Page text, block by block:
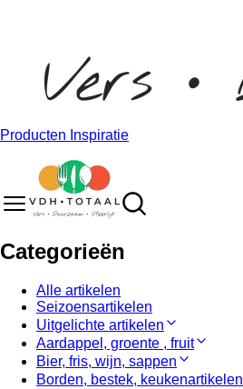
Producten Inspiratie
Categorieën
Alle artikelen
Seizoensartikelen
Uitgelichte artikelen
Aardappel, groente , fruit
Bier, fris, wijn, sappen
Borden, bestek, keukenartikelen